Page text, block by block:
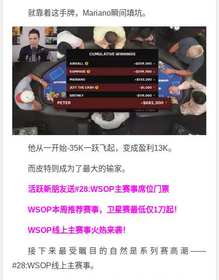
就靠着这手牌，Mariano瞬间填坑。
他从一开始-35K一跃飞起，变成盈利13K。
而皮特则成为了最大的输家。
活跃新朋友送#28:WSOP主赛事席位门票
WSOP本周推荐赛事，卫星赛最低仅1刀起！
WSOP线上主赛事火热来袭！
接下来最受瞩目的自然是系列赛高潮——
#28:WSOP线上主赛事。